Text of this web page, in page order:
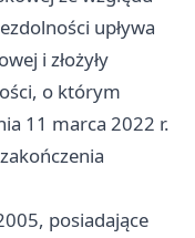
upływa
i złożyły
o którym
11 marca 2022 r.
posiadające